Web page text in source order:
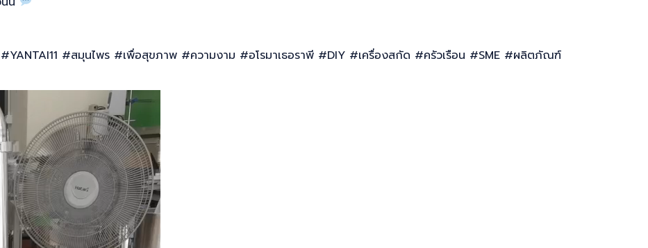
#สมุนไพร #เพื่อสุขภาพ #ความงาม #อโรมาเธอราพี #DIY #เครื่องสกัด #ครัวเรือน #SME #ผลิตภัณฑ์